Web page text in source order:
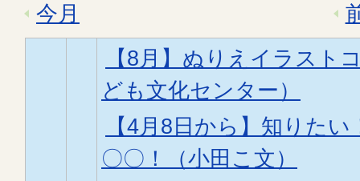
今月
【8月】ぬりえイラスト
ども文化センター）
【4月8日から】知りた
〇〇！（小田こ文）